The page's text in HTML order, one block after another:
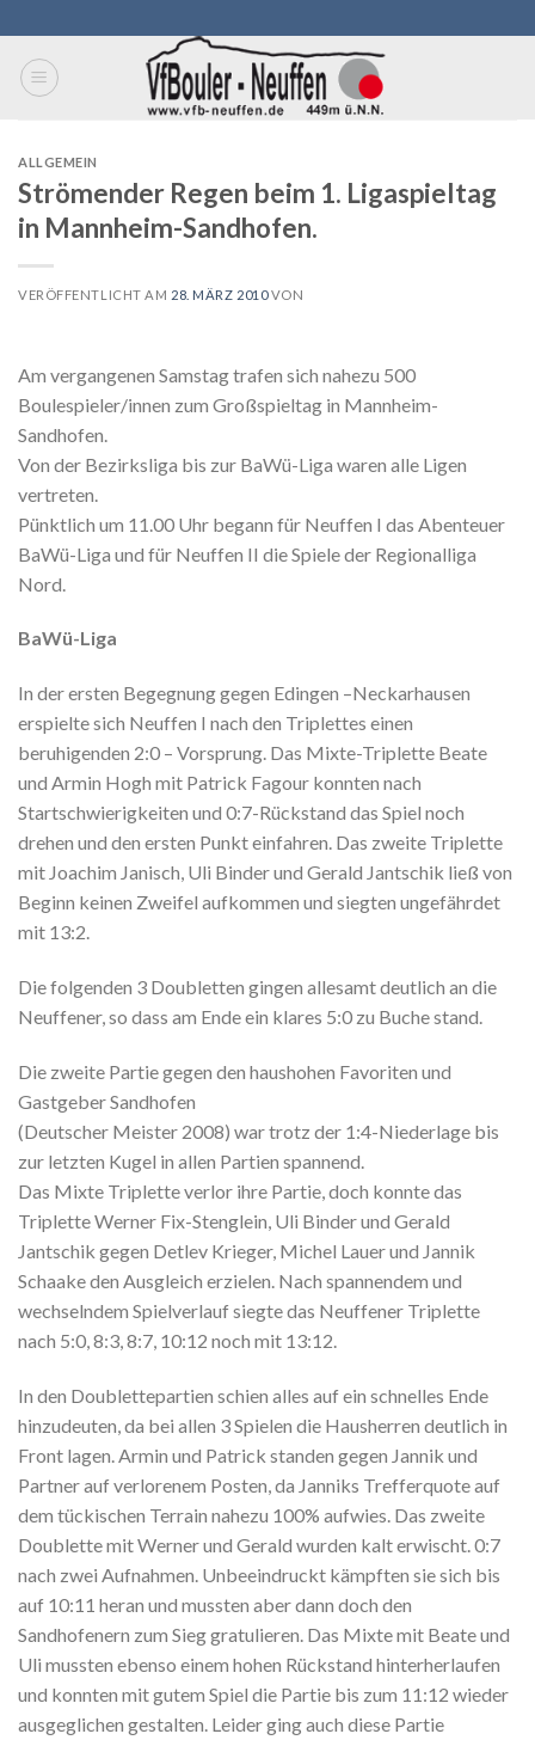
to
content
ALLGEMEIN
Strömender Regen beim 1. Ligaspieltag
in Mannheim-Sandhofen.
VERÖFFENTLICHT AM 28. MÄRZ 2010VON
Am vergangenen Samstag trafen sich nahezu 500
Boulespieler/innen zum Großspieltag in Mannheim-
Sandhofen.
Von der Bezirksliga bis zur BaWü-Liga waren alle Ligen
vertreten.
Pünktlich um 11.00 Uhr begann für Neuffen I das Abenteuer
BaWü-Liga und für Neuffen II die Spiele der Regionalliga
Nord.
BaWü-Liga
In der ersten Begegnung gegen Edingen –Neckarhausen
erspielte sich Neuffen I nach den Triplettes einen
beruhigenden 2:0 – Vorsprung. Das Mixte-Triplette Beate
und Armin Hogh mit Patrick Fagour konnten nach
Startschwierigkeiten und 0:7-Rückstand das Spiel noch
drehen und den ersten Punkt einfahren. Das zweite Triplette
mit Joachim Janisch, Uli Binder und Gerald Jantschik ließ von
Beginn keinen Zweifel aufkommen und siegten ungefährdet
mit 13:2.
Die folgenden 3 Doubletten gingen allesamt deutlich an die
Neuffener, so dass am Ende ein klares 5:0 zu Buche stand.
Die zweite Partie gegen den haushohen Favoriten und
Gastgeber Sandhofen
(Deutscher Meister 2008) war trotz der 1:4-Niederlage bis
zur letzten Kugel in allen Partien spannend.
Das Mixte Triplette verlor ihre Partie, doch konnte das
Triplette Werner Fix-Stenglein, Uli Binder und Gerald
Jantschik gegen Detlev Krieger, Michel Lauer und Jannik
Schaake den Ausgleich erzielen. Nach spannendem und
wechselndem Spielverlauf siegte das Neuffener Triplette
nach 5:0, 8:3, 8:7, 10:12 noch mit 13:12.
In den Doublettepartien schien alles auf ein schnelles Ende
hinzudeuten, da bei allen 3 Spielen die Hausherren deutlich in
Front lagen. Armin und Patrick standen gegen Jannik und
Partner auf verlorenem Posten, da Janniks Trefferquote auf
dem tückischen Terrain nahezu 100% aufwies. Das zweite
Doublette mit Werner und Gerald wurden kalt erwischt. 0:7
nach zwei Aufnahmen. Unbeeindruckt kämpften sie sich bis
auf 10:11 heran und mussten aber dann doch den
Sandhofenern zum Sieg gratulieren. Das Mixte mit Beate und
Uli mussten ebenso einem hohen Rückstand hinterherlaufen
und konnten mit gutem Spiel die Partie bis zum 11:12 wieder
ausgeglichen gestalten. Leider ging auch diese Partie